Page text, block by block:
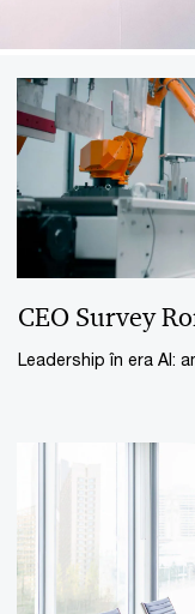
CEO Survey
Leadership în era AI: